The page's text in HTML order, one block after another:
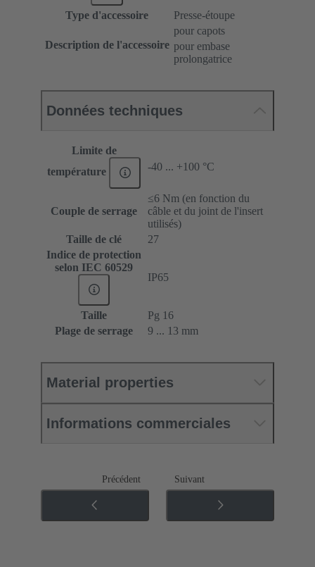
Type d'accessoire Presse-étoupe
Description de l'accessoire
pour capots
pour embase
prolongatrice
Données techniques
Limite de
température
-40 ... +100 °C
Couple de serrage
≤6 Nm (en fonction du
câble et du joint de l'insert
utilisés)
Taille de clé
27
Indice de protection
selon IEC 60529
IP65
Taille
Pg 16
Plage de serrage
9 ... 13 mm
Material properties
Informations commerciales
Précédent Suivant